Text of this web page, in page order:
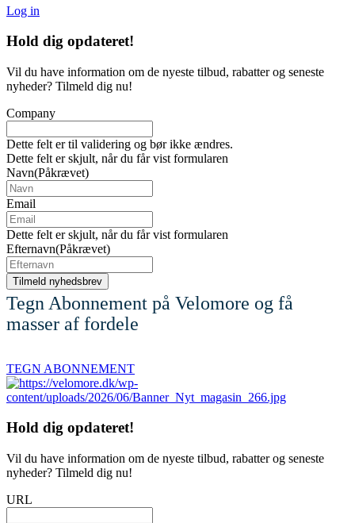
Log in
Hold dig opdateret!
Vil du have information om de nyeste tilbud, rabatter og seneste
nyheder? Tilmeld dig nu!
Company
Dette felt er til validering og bør ikke ændres.
Dette felt er skjult, når du får vist formularen
Navn(Påkrævet)
Email
Dette felt er skjult, når du får vist formularen
Efternavn(Påkrævet)
Tegn Abonnement på Velomore og få
masser af fordele
TEGN ABONNEMENT
Hold dig opdateret!
Vil du have information om de nyeste tilbud, rabatter og seneste
nyheder? Tilmeld dig nu!
URL